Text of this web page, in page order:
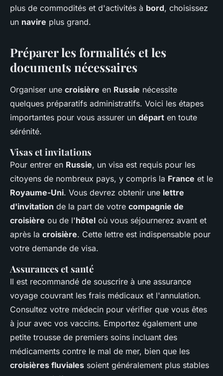
plus de commodités et d'activités à bord, choisissez
un navire plus grand.
Préparer les formalités et les
documents nécessaires
Organiser une croisière en Russie nécessite
quelques préparatifs administratifs. Voici les étapes
importantes pour vous assurer un départ en toute
sérénité.
Visas et invitations
Pour entrer en Russie, un visa est requis pour les
citoyens de nombreux pays, y compris la France et le
Royaume-Uni. Vous devrez obtenir une lettre
d'invitation de la part de votre compagnie de
croisière ou de l'hôtel où vous séjournerez avant et
après la croisière. Cette lettre est indispensable pour
votre demande de visa.
Assurances et santé
Il est recommandé de souscrire à une assurance
voyage couvrant les frais médicaux et l'annulation.
Consultez votre médecin pour vérifier que vous êtes
à jour avec vos vaccins. Emportez également une
petite trousse de premiers soins incluant des
médicaments contre le mal de mer, bien que les
croisières fluviales soient généralement plus stables